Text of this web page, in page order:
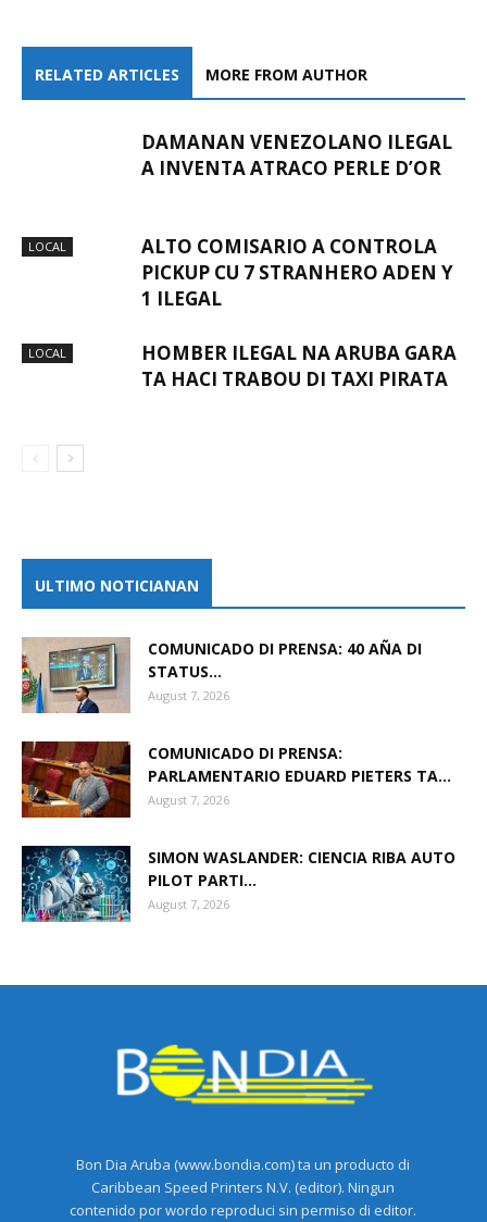
RELATED ARTICLES MORE FROM AUTHOR
DAMANAN VENEZOLANO ILEGAL
A INVENTA ATRACO PERLE D’OR
LOCAL
ALTO COMISARIO A CONTROLA
PICKUP CU 7 STRANHERO ADEN Y
1 ILEGAL
LOCAL
HOMBER ILEGAL NA ARUBA GARA
TA HACI TRABOU DI TAXI PIRATA
ULTIMO NOTICIANAN
COMUNICADO DI PRENSA: 40 AÑA DI
STATUS...
August 7, 2026
COMUNICADO DI PRENSA:
PARLAMENTARIO EDUARD PIETERS TA...
August 7, 2026
SIMON WASLANDER: CIENCIA RIBA AUTO
PILOT PARTI...
August 7, 2026
Bon Dia Aruba (www.bondia.com) ta un producto di
Caribbean Speed Printers N.V. (editor). Ningun
contenido por wordo reproduci sin permiso di editor.